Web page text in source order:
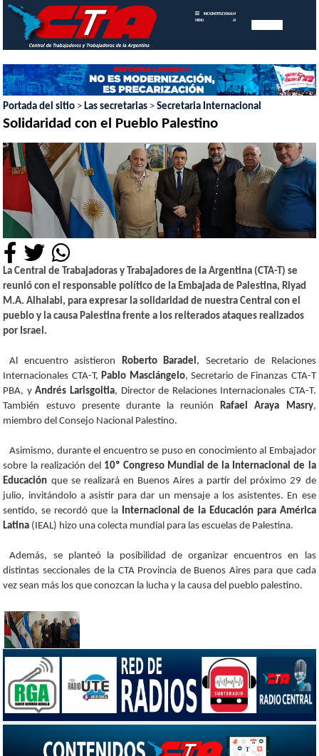
MENU
INICIOINSTITUCIONAL MEMORIAS
ANUALES
Portada del sitio > Las secretarias >Secretaria Internacional
Solidaridad con el Pueblo Palestino
La Central de Trabajadoras y Trabajadores de la Argentina (CTA-T) se
reunió con el responsable político de la Embajada de Palestina, Riyad
M.A. Alhalabi, para expresar la solidaridad de nuestra Central con el
pueblo y la causa Palestina frente a los reiterados ataques realizados
por Israel.
Al encuentro asistieron Roberto Baradel, Secretario de Relaciones
Internacionales CTA-T,Pablo Masciángelo, Secretario de Finanzas CTA-T
PBA, yAndrés Larisgoitia, Director de Relaciones Internacionales CTA-T.
También estuvo presente durante la reuniónRafael Araya Masry,
miembro del Consejo Nacional Palestino.
Asimismo, durante el encuentro se puso en conocimiento al Embajador
sobre la realización del 10º Congreso Mundial de la Internacional de la
Educación que se realizará en Buenos Aires a partir del próximo 29 de
julio, invitándolo a asistir para dar un mensaje a los asistentes. En ese
sentido, se recordó que la Internacional de la Educación para América
Latina (IEAL) hizo una colecta mundial para las escuelas de Palestina.
Además, se planteó la posibilidad de organizar encuentros en las
distintas seccionales de la CTA Provincia de Buenos Aires para que cada
vez sean más los que conozcan la lucha y la causa del pueblo palestino.